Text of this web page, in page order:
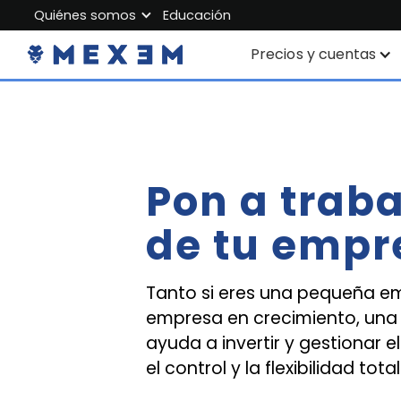
Precios y cuentas
Cuenta Junior
Datos de mercado
Quiénes somos
About MEXEM
Partner Program
Educación
Pon a
de tu
Tanto si eres una pequeña
empresa en crecimiento,
ayuda a invertir y gestionar
el control y la flexibilidad